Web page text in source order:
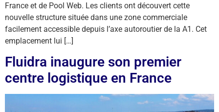
France et de Pool Web. Les clients ont découvert cette
nouvelle structure située dans une zone commerciale
facilement accessible depuis l’axe autoroutier de la A1. Cet
emplacement lui […]
Fluidra inaugure son premier
centre logistique en France